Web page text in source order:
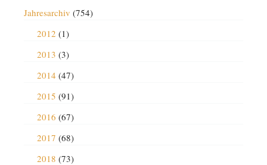
Jahresarchiv (754)
2012 (1)
2013 (3)
2014 (47)
2015 (91)
2016 (67)
2017 (68)
2018 (73)